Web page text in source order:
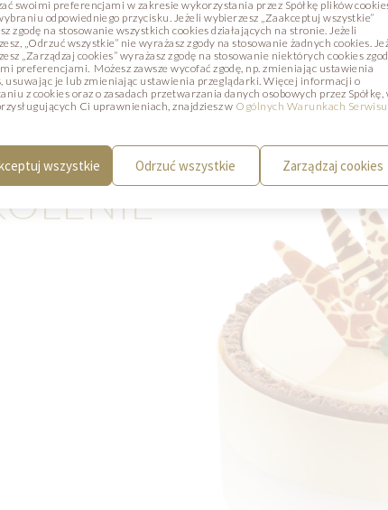
swoimi preferencjami w zakresie wykorzystania przez Spółkę plików
odpowiedniego przycisku. Jeżeli wybierzesz „Zaakceptuj wszystkie”
zgodę na stosowanie wszystkich cookies działających na stronie. Jeżeli
„Odrzuć wszystkie” nie wyrażasz zgody na stosowanie żadnych cookies.
„Zarządzaj cookies” wyrażasz zgodę na stosowanie niektórych cookies
preferencjami. Możesz zawsze wycofać zgodę, np. zmieniając ustawienia
usuwając je lub zmieniając ustawienia przeglądarki. Więcej informacji o
z cookies oraz o zasadach przetwarzania danych osobowych przez Spółkę,
Ci uprawnieniach, znajdziesz w Ogólnych Warunkach Serwisu
wszystkie Odrzuć wszystkie Zarządzaj cookies